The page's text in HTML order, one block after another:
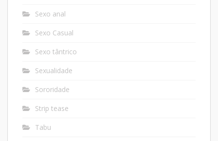
Sexo anal
Sexo Casual
Sexo tântrico
Sexualidade
Sororidade
Strip tease
Tabu